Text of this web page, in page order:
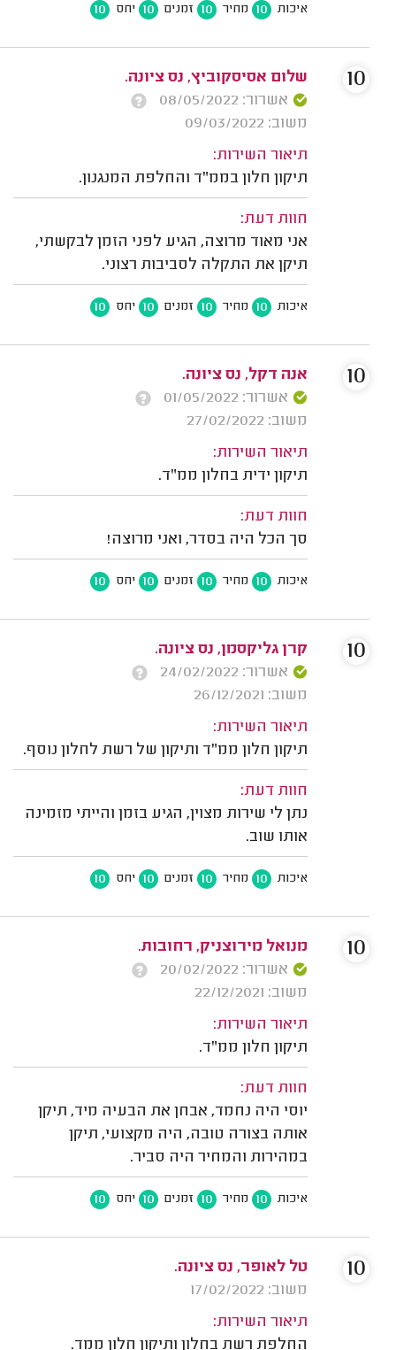
איכות 10 מחיר 10 זמנים 10 יחס 10
שלום אסיסקוביץ, נס ציונה.
אשרור: 08/05/2022
משוב: 09/03/2022
תיאור השירות:
תיקון חלון בממ"ד והחלפת המנגנון.
חוות דעת:
אני מאוד מרוצה, הגיע לפני הזמן לבקשתי,
תיקן את התקלה לסביבות רצוני.
איכות 10 מחיר 10 זמנים 10 יחס 10
10
אנה דקל, נס ציונה.
אשרור: 01/05/2022
משוב: 27/02/2022
תיאור השירות:
תיקון ידית בחלון ממ"ד.
חוות דעת:
סך הכל היה בסדר, ואני מרוצה!
איכות 10 מחיר 10 זמנים 10 יחס 10
10
קרן גליקסמן, נס ציונה.
אשרור: 24/02/2022
משוב: 26/12/2021
תיאור השירות:
תיקון חלון ממ"ד ותיקון של רשת לחלון נוסף.
חוות דעת:
נתן לי שירות מצוין, הגיע בזמן והייתי מזמינה
אותו שוב.
איכות 10 מחיר 10 זמנים 10 יחס 10
10
מנואל מירוצניק, רחובות.
אשרור: 20/02/2022
משוב: 22/12/2021
תיאור השירות:
תיקון חלון ממ"ד.
חוות דעת:
יוסי היה נחמד, אבחן את הבעיה מיד, תיקן
אותה בצורה טובה, היה מקצועי, תיקן
במהירות והמחיר היה סביר.
איכות 10 מחיר 10 זמנים 10 יחס 10
10
טל לאופר, נס ציונה.
משוב: 17/02/2022
תיאור השירות:
החלפת רשת בחלון ותיקון חלון ממד.
10